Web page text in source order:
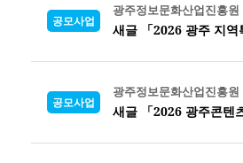
공모사업
광주정보문화산업진흥원
새글 「2026 광주 지
공모사업
광주정보문화산업진흥원
새글 「2026 광주콘텐